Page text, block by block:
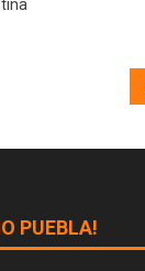
PUEBLA!